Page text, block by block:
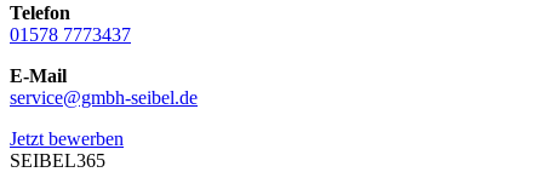
Telefon
01578 7773437
E-Mail
service@gmbh-seibel.de
Jetzt bewerben
SEIBEL365